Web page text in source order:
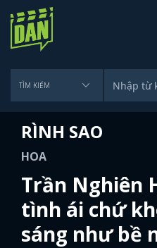
RÌNH SAO
HOA
Trần Nghiên
tình ái chứ
sáng như bề